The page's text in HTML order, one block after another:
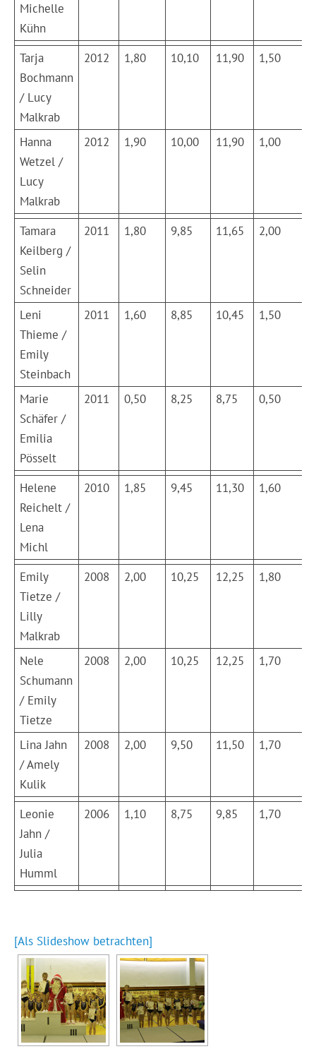
Michelle
Kühn
Tarja
Bochmann
/ Lucy
Malkrab
2012 1,80 10,10 11,90 1,50
Hanna
Wetzel /
Lucy
Malkrab
2012 1,90 10,00 11,90 1,00
Tamara
Keilberg /
Selin
Schneider
2011 1,80 9,85 11,65 2,00
Leni
Thieme /
Emily
Steinbach
2011 1,60 8,85 10,45 1,50
Marie
Schäfer /
Emilia
Pösselt
2011 0,50 8,25 8,75 0,50
Helene
Reichelt /
Lena
Michl
2010 1,85 9,45 11,30 1,60
Emily
Tietze /
Lilly
Malkrab
2008 2,00 10,25 12,25 1,80
Nele
Schumann
/ Emily
Tietze
2008 2,00 10,25 12,25 1,70
Lina Jahn
/ Amely
Kulik
2008 2,00 9,50 11,50 1,70
Leonie
Jahn /
Julia
Humml
2006 1,10 8,75 9,85 1,70
[Als Slideshow betrachten]